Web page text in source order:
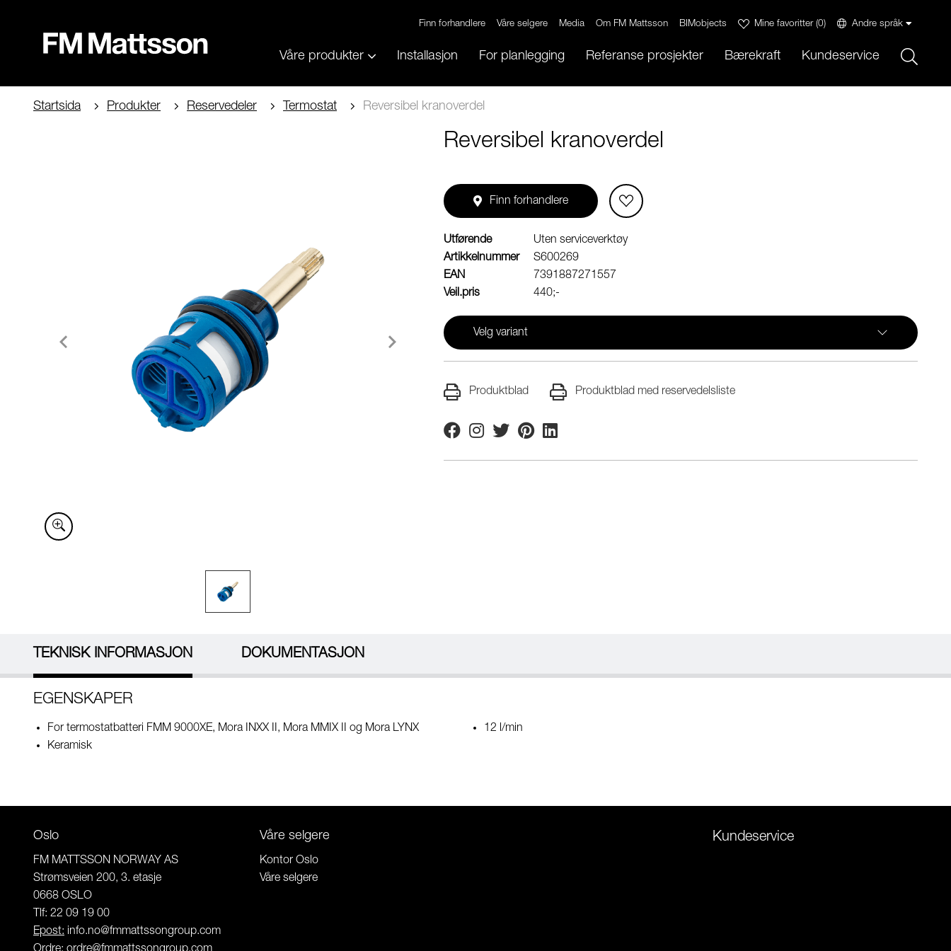
Finn forhandlere Våre selgere Media Om FM Mattsson BIMobjects Mine favoritter(0) Andre språk
Våre produkter Installasjon For planlegging Referanse prosjekter Bærekraft Kundeservice
Startsida Produkter Reservedeler Termostat Reversibel kranoverdel
Reversibel kranoverdel
Finn forhandlere
Utførende
Uten serviceverktøy
Artikkelnummer
S600269
EAN
7391887271557
Veil.pris
440;-
Velg variant
Produktblad Produktblad med reservedelsliste
FacebookInstagram
TwitterPinterestLinkedin
TEKNISK INFORMASJON DOKUMENTASJON
EGENSKAPER
For termostatbatteri FMM 9000XE, Mora INXX II, Mora MMIX II og Mora LYNX
Keramisk
12 l/min
Oslo
FM MATTSSON NORWAY AS
Strømsveien 200, 3. etasje
0668 OSLO
Tlf: 22 09 19 00
Epost: info.no@fmmattssongroup.com
Våre selgere
Kontor Oslo
Våre selgere
Kundeservice